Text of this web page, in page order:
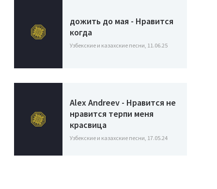
дожить до мая - Нравится
когда
Узбекские и казахские песни, 11.06.25
Alex Andreev - Нравится не
нравится терпи меня
красвица
Узбекские и казахские песни, 17.05.24